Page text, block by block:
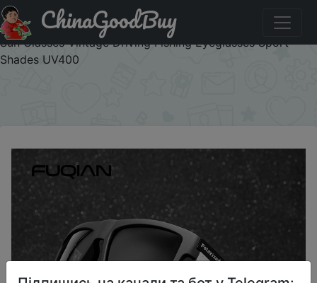
Промокод на знижку 7MJFGJ7IG13V 2022 Luxury
Polarized Sunglasses Men Women Fashion Square Male
Sun Glasses Vintage Driving Fishing Eyeglasses Sport
Shades UV400
ChinaGoodBuy